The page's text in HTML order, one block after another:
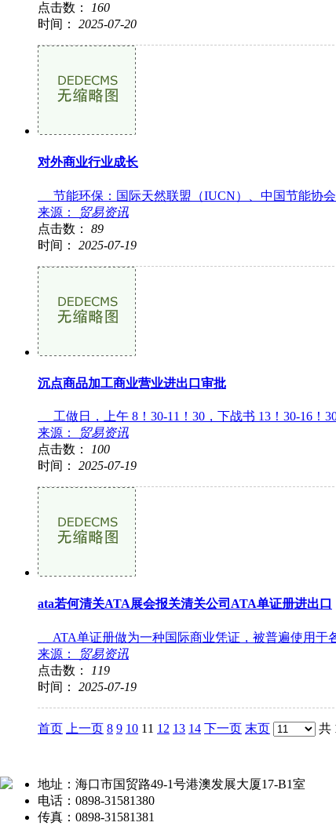
点击数：
160
时间： 2025-07-20
对外商业行业成长
节能环保：国际天然联盟（IUCN）、中国节能协
来源：
贸易资讯
点击数： 89
时间： 2025-07-19
沉点商品加工商业营业进出口审批
工做日，上午 8！30-11！30，下战书 13！30-16！
来源：
贸易资讯
点击数：
100
时间： 2025-07-19
ata若何清关ATA展会报关清关公司ATA单证册进出口
ATA单证册做为一种国际商业凭证，被普遍使用于
来源：
贸易资讯
点击数：
119
时间： 2025-07-19
首页 上一页 8 9 10 11 12 13 14 下一页 末页 共
地址：海口市国贸路49-1号港澳发展大厦17-B1室
电话：0898-31581380
传真：0898-31581381